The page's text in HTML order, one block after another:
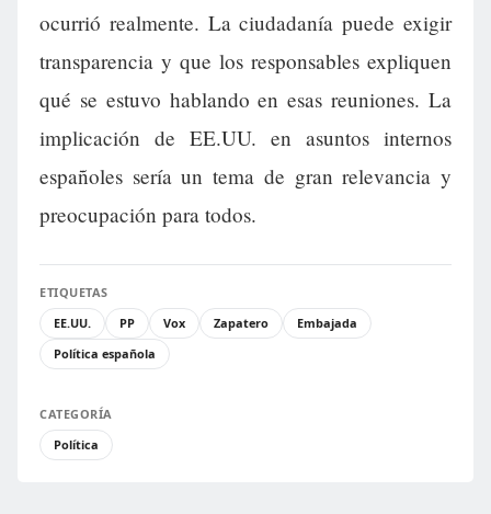
ocurrió realmente. La ciudadanía puede exigir
transparencia y que los responsables expliquen
qué se estuvo hablando en esas reuniones. La
implicación de EE.UU. en asuntos internos
españoles sería un tema de gran relevancia y
preocupación para todos.
ETIQUETAS
EE.UU.
PP Vox Zapatero
Embajada
Política española
CATEGORÍA
Política